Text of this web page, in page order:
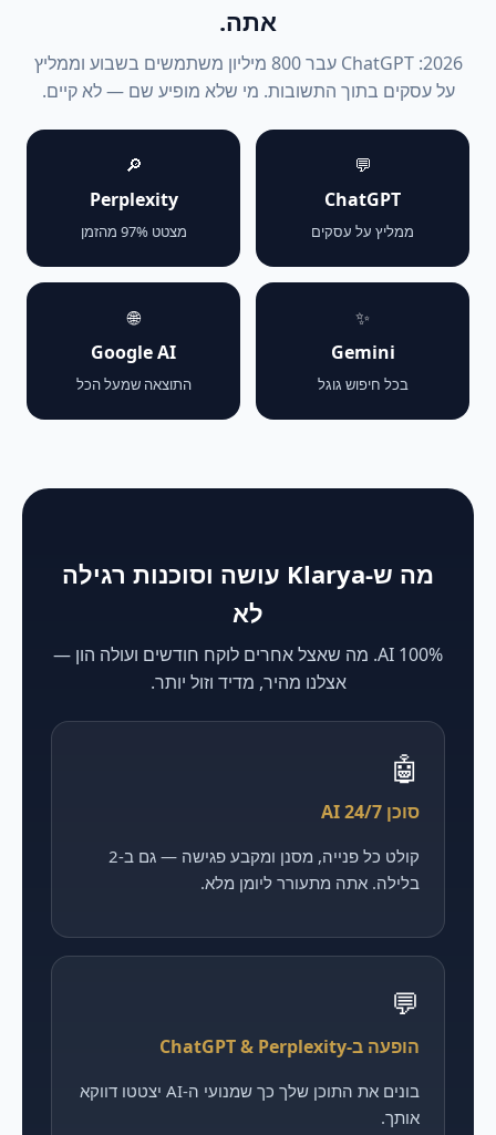
אתה.
2026: ChatGPT עבר 800 מיליון משתמשים בשבוע וממליץ
על עסקים בתוך התשובות. מי שלא מופיע שם — לא קיים.
💬
ChatGPT
ממליץ על עסקים
🔎
Perplexity
מצטט 97% מהזמן
✨
Gemini
בכל חיפוש גוגל
🌐
Google AI
התוצאה שמעל הכל
מה ש-Klarya עושה וסוכנות רגילה
לא
100% AI. מה שאצל אחרים לוקח חודשים ועולה הון —
אצלנו מהיר, מדיד וזול יותר.
🤖
סוכן AI 24/7
קולט כל פנייה, מסנן ומקבע פגישה — גם ב-2
בלילה. אתה מתעורר ליומן מלא.
💬
הופעה ב-ChatGPT & Perplexity
בונים את התוכן שלך כך שמנועי ה-AI יצטטו דווקא
אותך.